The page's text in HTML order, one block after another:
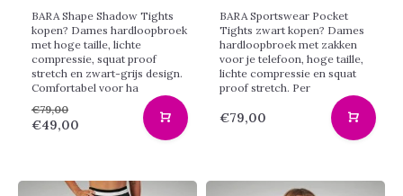
BARA Shape Shadow Tights
kopen? Dames hardloopbroek
met hoge taille, lichte
compressie, squat proof
stretch en zwart-grijs design.
Comfortabel voor ha
€79,00
€49,00
BARA Sportswear Pocket
Tights zwart kopen? Dames
hardloopbroek met zakken
voor je telefoon, hoge taille,
lichte compressie en squat
proof stretch. Per
€79,00